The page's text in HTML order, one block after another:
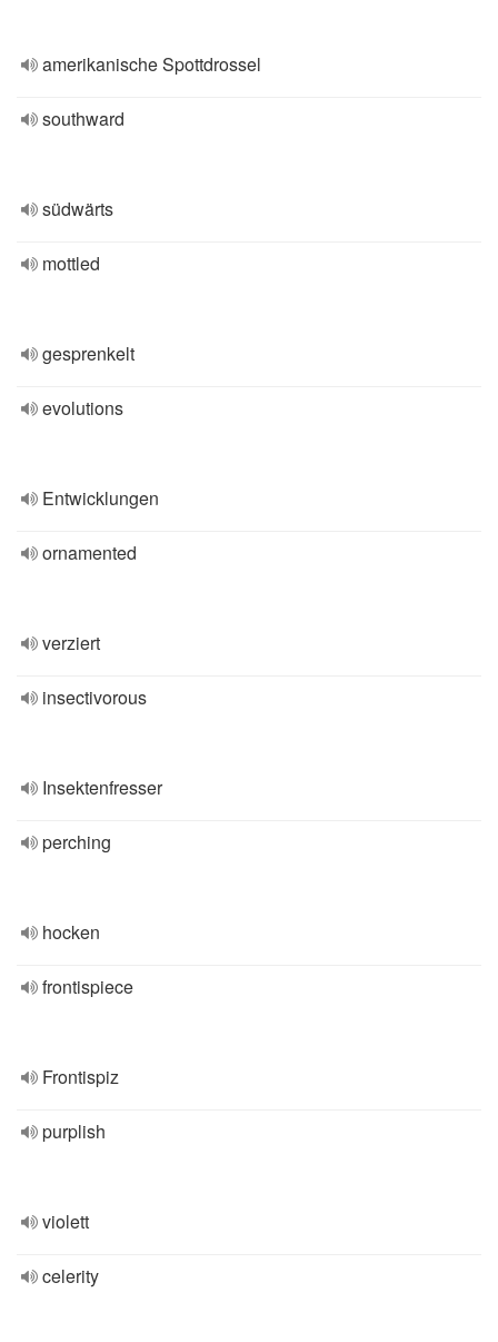
amerikanische Spottdrossel
southward
südwärts
mottled
gesprenkelt
evolutions
Entwicklungen
ornamented
verziert
insectivorous
Insektenfresser
perching
hocken
frontispiece
Frontispiz
purplish
violett
celerity